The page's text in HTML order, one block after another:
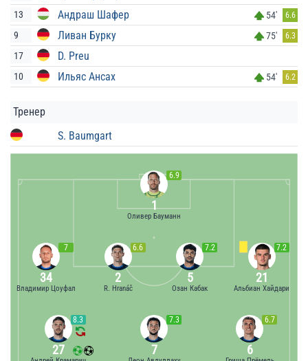
13 Андраш Шафер 54' 6.6
9 Ливан Бурку 75' 6.3
17 D. Preu
10 Ильяс Ансах 54' 6.2
Тренер
S. Baumgart
6.9
1
Оливер Бауманн
7.2
21
Альбиан Хайдари
7.2
5
Озан Кабак
6.6
2
R. Hranáč
7
34
Владимир Цоуфал
6.7
6
7.3
7
8.3
27